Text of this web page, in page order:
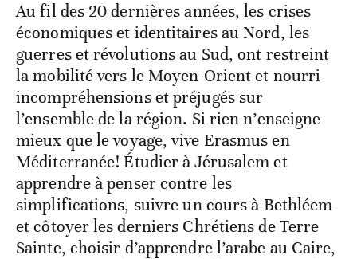
Au fil des 20 dernières années, les crises
économiques et identitaires au Nord, les
guerres et révolutions au Sud, ont restreint
la mobilité vers le Moyen-Orient et nourri
incompréhensions et préjugés sur
l’ensemble de la région. Si rien n’enseigne
mieux que le voyage, vive Erasmus en
Méditerranée! Étudier à Jérusalem et
apprendre à penser contre les
simplifications, suivre un cours à Bethléem
et côtoyer les derniers Chrétiens de Terre
Sainte, choisir d’apprendre l’arabe au Caire,